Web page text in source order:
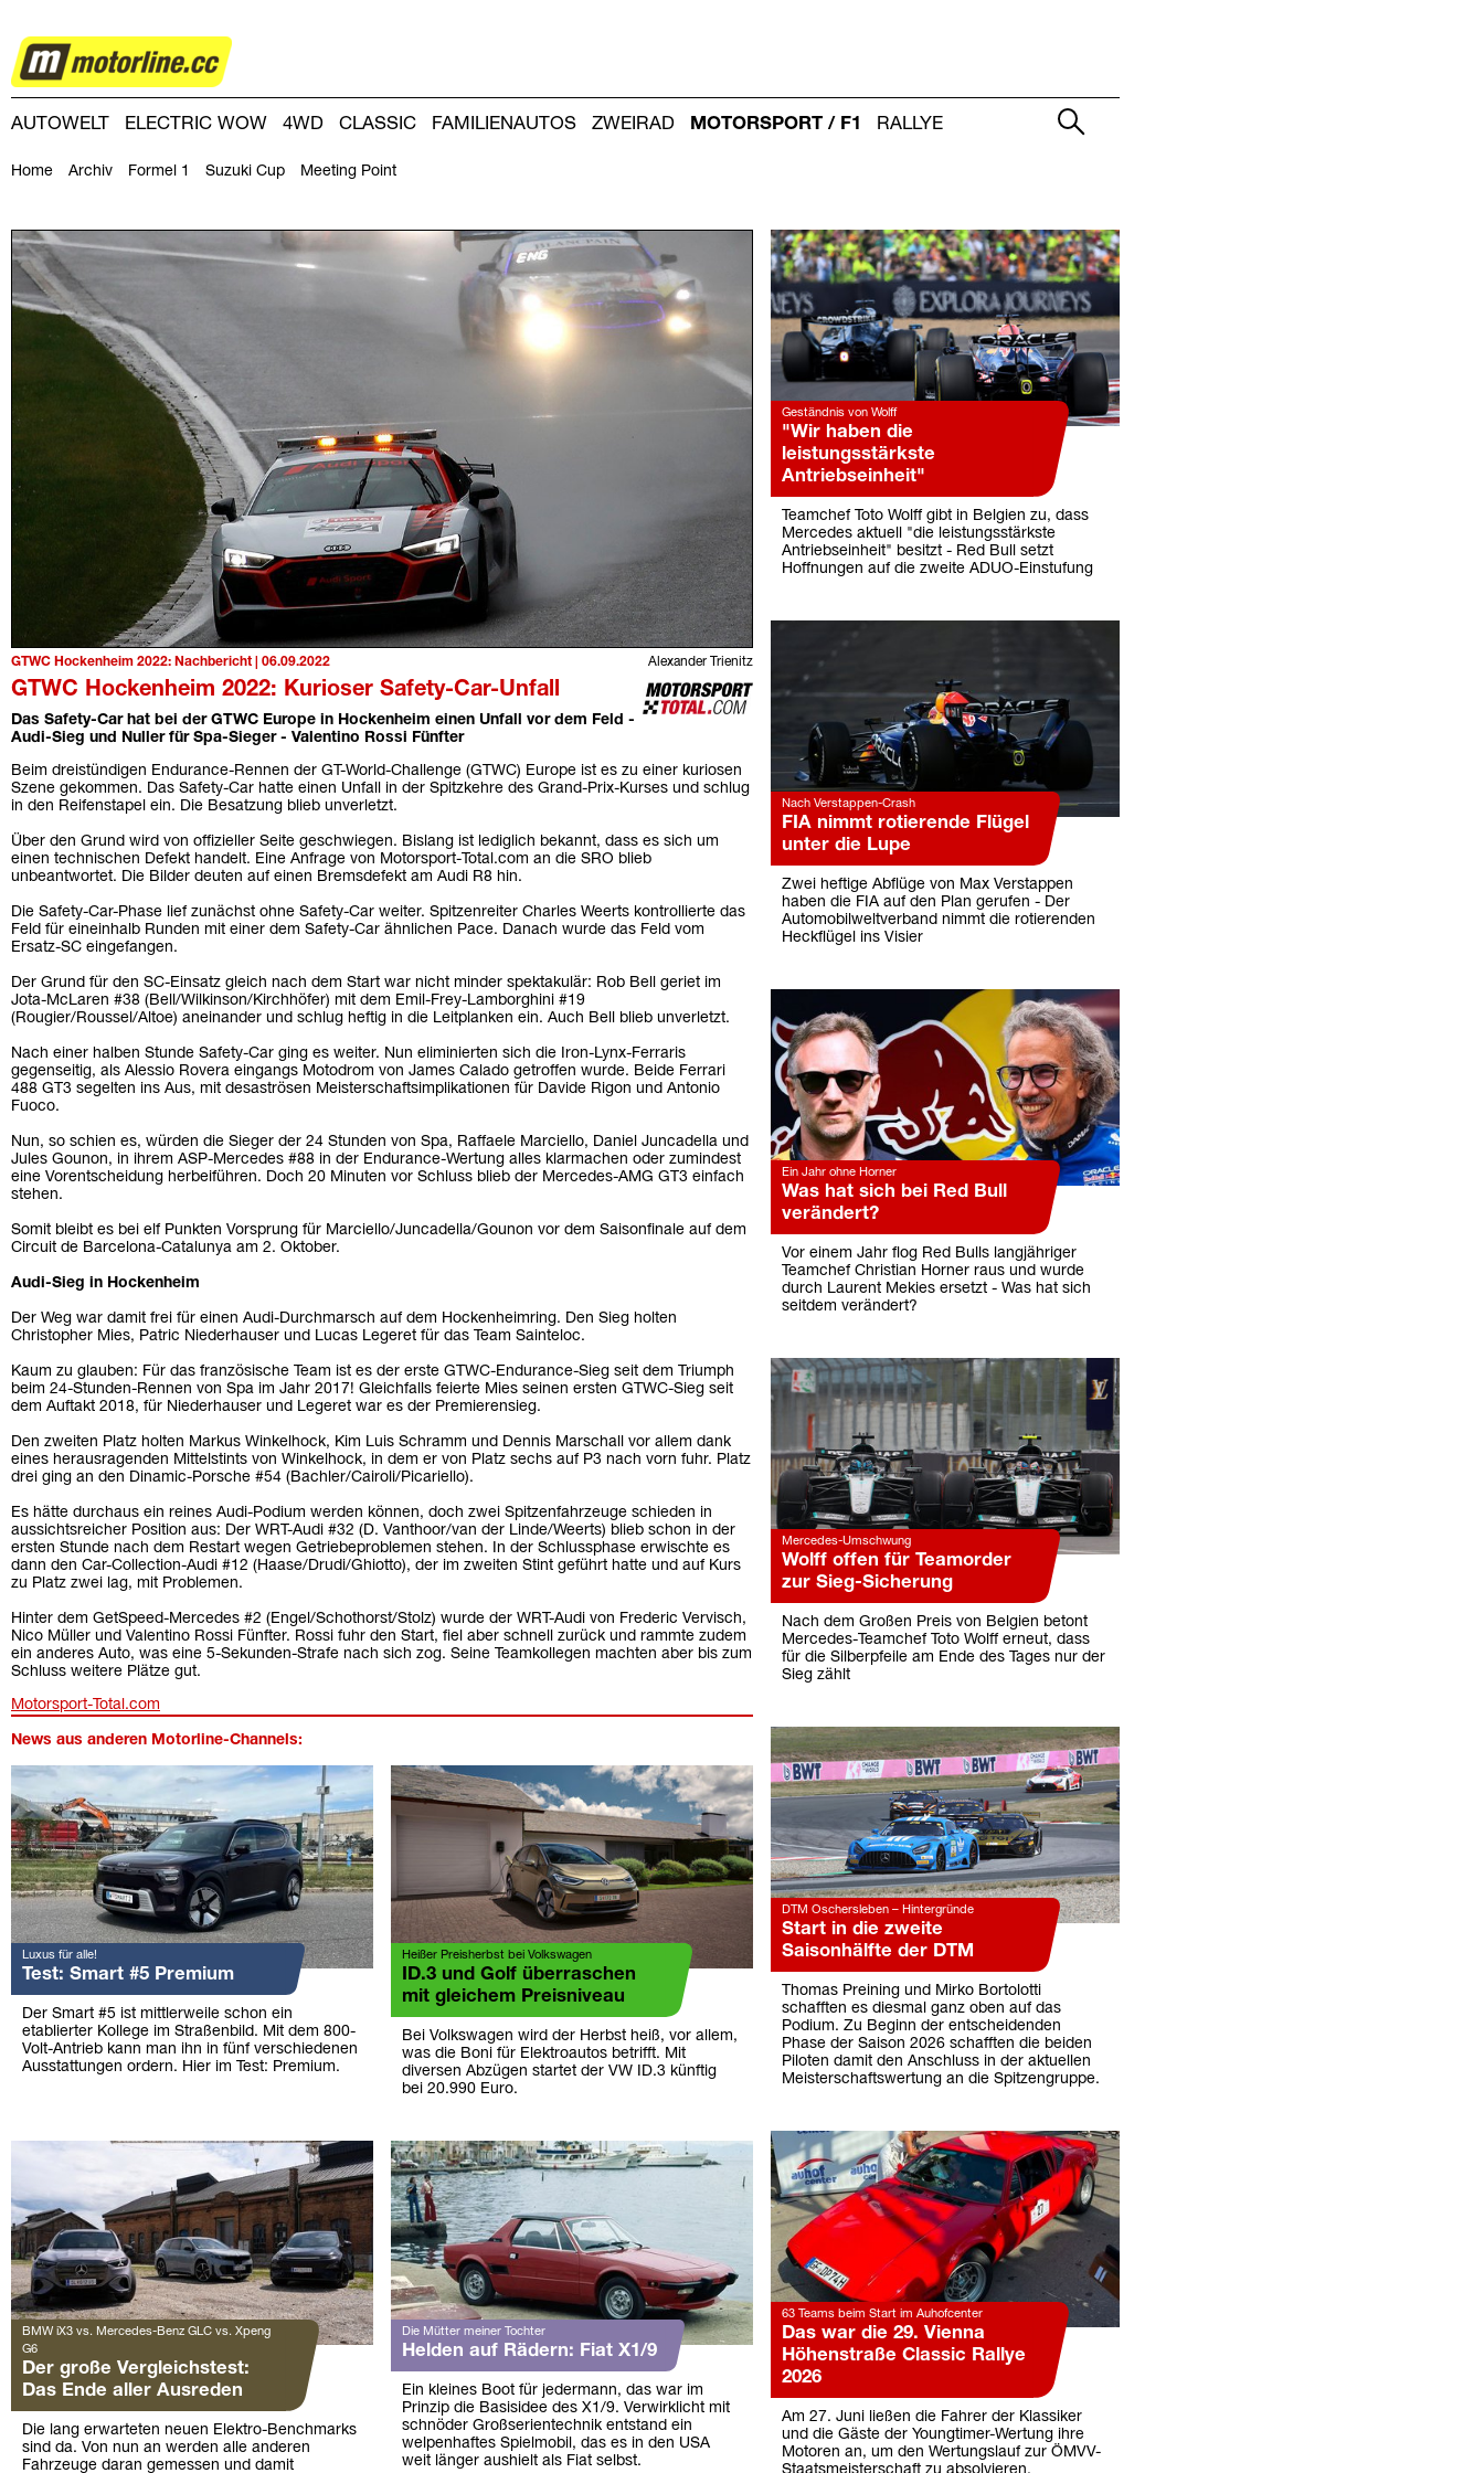
MOTORSPORT
AUTOWELT ELECTRIC WOW 4WD CLASSIC FAMILIENAUTOS ZWEIRAD MOTORSPORT / F1
Home Archiv Formel 1 Suzuki Cup Meeting Point
RALLYE
Alexander Trienitz
GTWC Hockenheim 2022: Nachbericht | 06.09.2022
GTWC Hockenheim 2022: Kurioser Safety-Car-Unfall
Das Safety-Car hat bei der GTWC Europe in Hockenheim einen Unfall vor dem Feld -
Audi-Sieg und Nuller für Spa-Sieger - Valentino Rossi Fünfter
Beim dreistündigen Endurance-Rennen der GT-World-Challenge (GTWC) Europe ist es zu einer kuriosen
Szene gekommen. Das Safety-Car hatte einen Unfall in der Spitzkehre des Grand-Prix-Kurses und schlug
in den Reifenstapel ein. Die Besatzung blieb unverletzt.
Über den Grund wird von offizieller Seite geschwiegen. Bislang ist lediglich bekannt, dass es sich um
einen technischen Defekt handelt. Eine Anfrage von Motorsport-Total.com an die SRO blieb
unbeantwortet. Die Bilder deuten auf einen Bremsdefekt am Audi R8 hin.
Die Safety-Car-Phase lief zunächst ohne Safety-Car weiter. Spitzenreiter Charles Weerts kontrollierte das
Feld für eineinhalb Runden mit einer dem Safety-Car ähnlichen Pace. Danach wurde das Feld vom
Ersatz-SC eingefangen.
Der Grund für den SC-Einsatz gleich nach dem Start war nicht minder spektakulär: Rob Bell geriet im
Jota-McLaren #38 (Bell/Wilkinson/Kirchhöfer) mit dem Emil-Frey-Lamborghini #19
(Rougier/Roussel/Altoe) aneinander und schlug heftig in die Leitplanken ein. Auch Bell blieb unverletzt.
Nach einer halben Stunde Safety-Car ging es weiter. Nun eliminierten sich die Iron-Lynx-Ferraris
gegenseitig, als Alessio Rovera eingangs Motodrom von James Calado getroffen wurde. Beide Ferrari
488 GT3 segelten ins Aus, mit desaströsen Meisterschaftsimplikationen für Davide Rigon und Antonio
Fuoco.
Nun, so schien es, würden die Sieger der 24 Stunden von Spa, Raffaele Marciello, Daniel Juncadella und
Jules Gounon, in ihrem ASP-Mercedes #88 in der Endurance-Wertung alles klarmachen oder zumindest
eine Vorentscheidung herbeiführen. Doch 20 Minuten vor Schluss blieb der Mercedes-AMG GT3 einfach
stehen.
Somit bleibt es bei elf Punkten Vorsprung für Marciello/Juncadella/Gounon vor dem Saisonfinale auf dem
Circuit de Barcelona-Catalunya am 2. Oktober.
Audi-Sieg in Hockenheim
Der Weg war damit frei für einen Audi-Durchmarsch auf dem Hockenheimring. Den Sieg holten
Christopher Mies, Patric Niederhauser und Lucas Legeret für das Team Sainteloc.
Kaum zu glauben: Für das französische Team ist es der erste GTWC-Endurance-Sieg seit dem Triumph
beim 24-Stunden-Rennen von Spa im Jahr 2017! Gleichfalls feierte Mies seinen ersten GTWC-Sieg seit
dem Auftakt 2018, für Niederhauser und Legeret war es der Premierensieg.
Den zweiten Platz holten Markus Winkelhock, Kim Luis Schramm und Dennis Marschall vor allem dank
eines herausragenden Mittelstints von Winkelhock, in dem er von Platz sechs auf P3 nach vorn fuhr. Platz
drei ging an den Dinamic-Porsche #54 (Bachler/Cairoli/Picariello).
Es hätte durchaus ein reines Audi-Podium werden können, doch zwei Spitzenfahrzeuge schieden in
aussichtsreicher Position aus: Der WRT-Audi #32 (D. Vanthoor/van der Linde/Weerts) blieb schon in der
ersten Stunde nach dem Restart wegen Getriebeproblemen stehen. In der Schlussphase erwischte es
dann den Car-Collection-Audi #12 (Haase/Drudi/Ghiotto), der im zweiten Stint geführt hatte und auf Kurs
zu Platz zwei lag, mit Problemen.
Hinter dem GetSpeed-Mercedes #2 (Engel/Schothorst/Stolz) wurde der WRT-Audi von Frederic Vervisch,
Nico Müller und Valentino Rossi Fünfter. Rossi fuhr den Start, fiel aber schnell zurück und rammte zudem
ein anderes Auto, was eine 5-Sekunden-Strafe nach sich zog. Seine Teamkollegen machten aber bis zum
Schluss weitere Plätze gut.
Motorsport-Total.com
News aus anderen Motorline-Channels:
Luxus für alle!
Test: Smart #5 Premium
Der Smart #5 ist mittlerweile schon ein
etablierter Kollege im Straßenbild. Mit dem 800-
Volt-Antrieb kann man ihn in fünf verschiedenen
Ausstattungen ordern. Hier im Test: Premium.
Heißer Preisherbst bei Volkswagen
ID.3 und Golf überraschen
mit gleichem Preisniveau
Bei Volkswagen wird der Herbst heiß, vor allem,
was die Boni für Elektroautos betrifft. Mit
diversen Abzügen startet der VW ID.3 künftig
bei 20.990 Euro.
BMW iX3 vs. Mercedes-Benz GLC vs. Xpeng
G6
Der große Vergleichstest:
Das Ende aller Ausreden
Die lang erwarteten neuen Elektro-Benchmarks
sind da. Von nun an werden alle anderen
Fahrzeuge daran gemessen und damit
Die Mütter meiner Tochter
Helden auf Rädern: Fiat X1/9
Ein kleines Boot für jedermann, das war im
Prinzip die Basisidee des X1/9. Verwirklicht mit
schnöder Großserientechnik entstand ein
welpenhaftes Spielmobil, das es in den USA
weit länger aushielt als Fiat selbst.
Weitere
Artikel:
Geständnis von Wolff
"Wir haben die
leistungsstärkste
Antriebseinheit"
Teamchef Toto Wolff gibt in Belgien zu, dass
Mercedes aktuell "die leistungsstärkste
Antriebseinheit" besitzt - Red Bull setzt
Hoffnungen auf die zweite ADUO-Einstufung
Nach Verstappen-Crash
FIA nimmt rotierende Flügel
unter die Lupe
Zwei heftige Abflüge von Max Verstappen
haben die FIA auf den Plan gerufen - Der
Automobilweltverband nimmt die rotierenden
Heckflügel ins Visier
Ein Jahr ohne Horner
Was hat sich bei Red Bull
verändert?
Vor einem Jahr flog Red Bulls langjähriger
Teamchef Christian Horner raus und wurde
durch Laurent Mekies ersetzt - Was hat sich
seitdem verändert?
Mercedes-Umschwung
Wolff offen für Teamorder
zur Sieg-Sicherung
Nach dem Großen Preis von Belgien betont
Mercedes-Teamchef Toto Wolff erneut, dass
für die Silberpfeile am Ende des Tages nur der
Sieg zählt
DTM Oschersleben – Hintergründe
Start in die zweite
Saisonhälfte der DTM
Thomas Preining und Mirko Bortolotti
schafften es diesmal ganz oben auf das
Podium. Zu Beginn der entscheidenden
Phase der Saison 2026 schafften die beiden
Piloten damit den Anschluss in der aktuellen
Meisterschaftswertung an die Spitzengruppe.
63 Teams beim Start im Auhofcenter
Das war die 29. Vienna
Höhenstraße Classic Rallye
2026
Am 27. Juni ließen die Fahrer der Klassiker
und die Gäste der Youngtimer-Wertung ihre
Motoren an, um den Wertungslauf zur ÖMVV-
Staatsmeisterschaft zu absolvieren.